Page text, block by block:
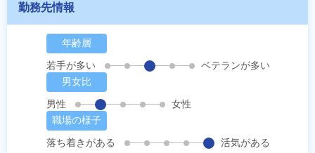
勤務先情報
年齢層
若手が多い
ベテランが多い
男女比
男性
女性
職場の様子
落ち着きがある
活気がある